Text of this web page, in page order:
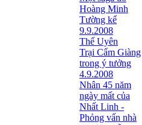
Hoàng Minh
Tường kể
9.9.2008
Thế Uyên
Trại Cẩm Giàng
trong ý tưởng
4.9.2008
Nhân 45 năm
ngày mất của
Nhất Linh -
Phỏng vấn nhà